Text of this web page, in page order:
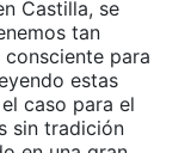
Castilla, se
tan
para
estas
caso para el
sin tradición